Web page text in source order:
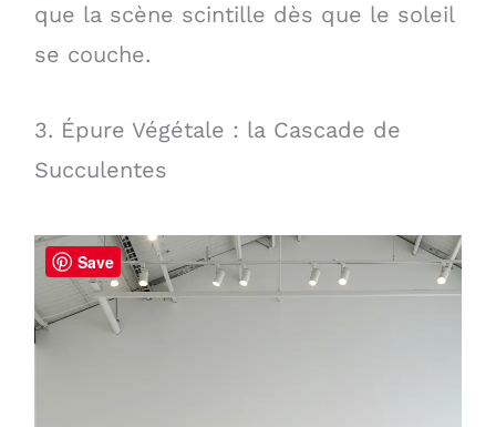
que la scène scintille dès que le soleil
se couche.
3. Épure Végétale : la Cascade de
Succulentes
Save